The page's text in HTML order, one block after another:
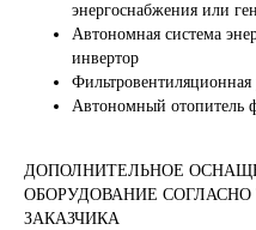
энергоснабжения или
Автономная система
инвертор
Фильтровентиляционная
Автономный отопитель
ДОПОЛНИТЕЛЬНОЕ
ОБОРУДОВАНИЕ
ЗАКАЗЧИКА